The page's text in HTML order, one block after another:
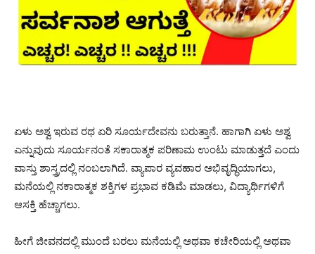
ಏಳು ಅಶ್ವ ಇರುವ ರಥ ಏರಿ ಸೂರ್ಯದೇವನು ಬರುತ್ತಾನೆ. ಹಾಗಾಗಿ ಏಳು ಅಶ್ವ
ಎನ್ನುವುದು ಸೂರ್ಯನಂತೆ ಸಕಾರಾತ್ಮಕ ಪರಿಣಾಮ ಉಂಟು ಮಾಡುತ್ತದೆ ಎಂದು
ವಾಸ್ತು ಶಾಸ್ತ್ರದಲ್ಲಿ ನಂಬಲಾಗಿದೆ. ವ್ಯಾಪಾರ ವ್ಯವಹಾರ ಅಭಿವೃದ್ಧಿಯಾಗಲು,
ಮನೆಯಲ್ಲಿ ನಕಾರಾತ್ಮಕ ಶಕ್ತಿಗಳ ಪ್ರಭಾವ ಕಡಿಮೆ ಮಾಡಲು, ವಿದ್ಯಾರ್ಥಿಗಳಿಗೆ
ಆಸಕ್ತಿ ಹೆಚ್ಚಾಗಲು.
ಹೀಗೆ ಜೀವನದಲ್ಲಿ ಮುಂದೆ ಬರಲು ಮನೆಯಲ್ಲಿ ಅಥವಾ ಕಚೇರಿಯಲ್ಲಿ ಅಥವಾ